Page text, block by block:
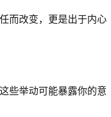
而改变，更是出于内心
些举动可能暴露你的意